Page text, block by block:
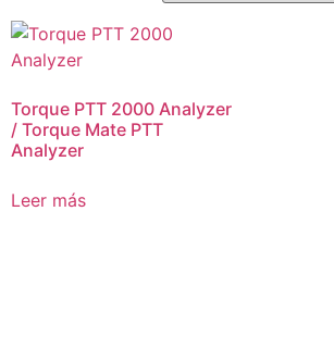
Torque PTT 2000 Analyzer
/ Torque Mate PTT
Analyzer
Leer más